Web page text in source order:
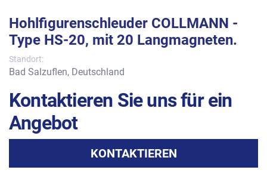
Hohlfigurenschleuder COLLMANN -
Type HS-20, mit 20 Langmagneten.
Standort:
Bad Salzuflen, Deutschland
Kontaktieren Sie uns für ein
Angebot
KONTAKTIEREN